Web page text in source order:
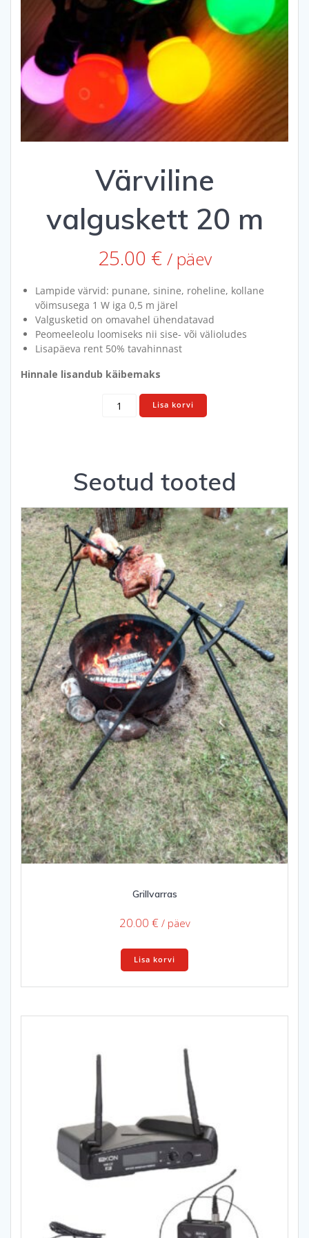
Värviline
valguskett 20 m
25.00 € / päev
Lampide värvid: punane, sinine, roheline, kollane
võimsusega 1 W iga 0,5 m järel
Valgusketid on omavahel ühendatavad
Peomeeleolu loomiseks nii sise- või välioludes
Lisapäeva rent 50% tavahinnast
Hinnale lisandub käibemaks
Värviline
valguskett
Lisa korvi
Seotud tooted
Grillvarras
20.00 € / päev
Lisa korvi